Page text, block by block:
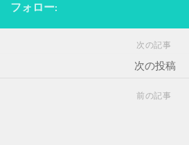
フォロー:
次の記事
次の投稿
前の記事